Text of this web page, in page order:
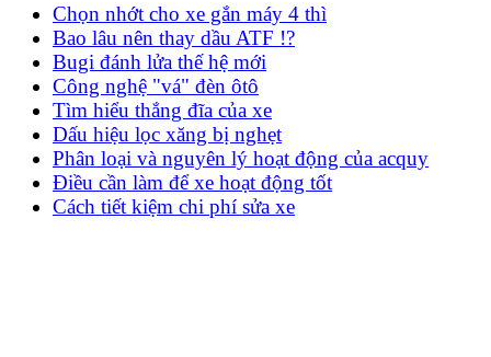
Chọn nhớt cho xe gắn máy 4 thì
Bao lâu nên thay dầu ATF !?
Bugi đánh lửa thế hệ mới
Công nghệ "vá" đèn ôtô
Tìm hiểu thắng đĩa của xe
Dấu hiệu lọc xăng bị nghẹt
Phân loại và nguyên lý hoạt động của acquy
Điều cần làm để xe hoạt động tốt
Cách tiết kiệm chi phí sửa xe